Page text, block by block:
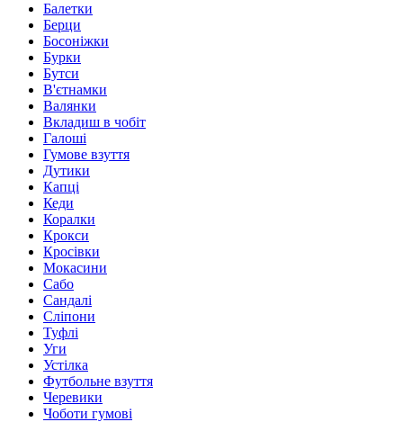
Балетки
Берци
Босоніжки
Бурки
Бутси
В'єтнамки
Валянки
Вкладиш в чобіт
Галоші
Гумове взуття
Дутики
Капці
Кеди
Коралки
Крокси
Кросівки
Мокасини
Сабо
Сандалі
Сліпони
Туфлі
Уги
Устілка
Футбольне взуття
Черевики
Чоботи гумові